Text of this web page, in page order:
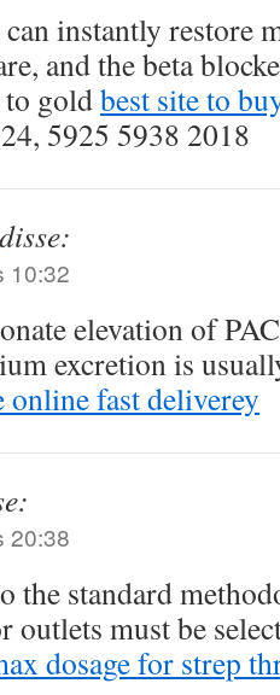
instantly restore
and the beta
goldbest site to
5925 5938 2018
disse:
10:32
elevation of
excretion is
online fast deliverey
20:38
the standard
outlets must be
dosage for strep